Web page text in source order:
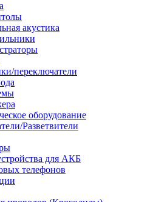
акустика
переключатели
оборудование
Разветвители
для АКБ
телефонов